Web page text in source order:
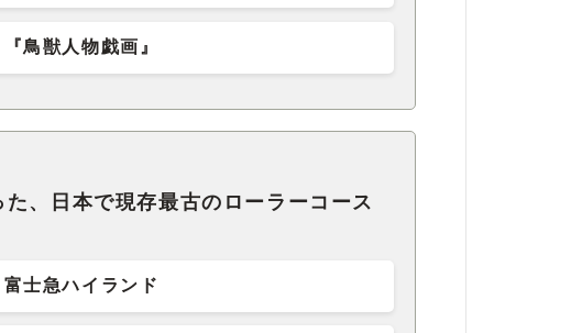
『鳥獣人物戯画』
、日本で現存最古のローラーコース
富士急ハイランド